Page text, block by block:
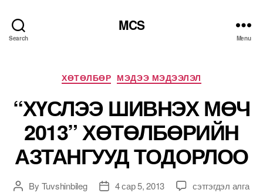
Search
MCS
Menu
Categories
ХӨТӨЛБӨР МЭДЭЭ МЭДЭЭЛЭЛ
“ХҮСЛЭЭ ШИВНЭХ МӨЧ
2013” ХӨТӨЛБӨРИЙН
АЗТАНГУУД ТОДОРЛОО
PostBy Tuvshinbileg
Post4 сар 5, 2013
“ХҮСЛЭЭ
сэтгэгдэл алга